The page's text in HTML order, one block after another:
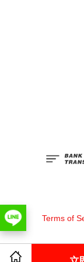
Terms of